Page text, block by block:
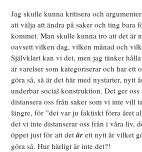
Jag skulle kunna kritisera och
att välja att ändra på saker och ting bara
kommet. Man skulle kunna tro att det är
oavsett vilken dag, vilken månad och
Självklart kan vi det, men jag tänker
är varelser som kategoriserar och har ett
göra så, så är det här med nystarter, nytt
underbar social konstruktion. Det ger
distansera oss från saker som vi inte vill
längre, för ”det var ju faktiskt förra året
det vi inte distanserar oss från i våra liv,
öppet just för att detärett nytt år vilket
göra så. Hur härligt är inte det?!